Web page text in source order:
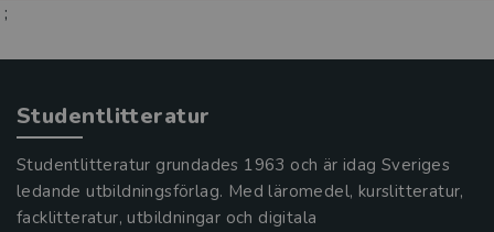
;
Studentlitteratur
Studentlitteratur grundades 1963 och är idag Sveriges
ledande utbildningsförlag. Med läromedel, kurslitteratur,
facklitteratur, utbildningar och digitala